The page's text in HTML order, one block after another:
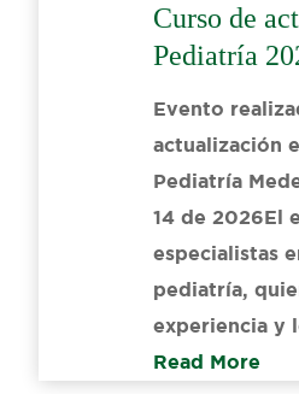
Curso de
Pediatría
Evento
actualización
Pediatría
14 de 2026El
especialistas
pediatría,
experiencia y
Read More